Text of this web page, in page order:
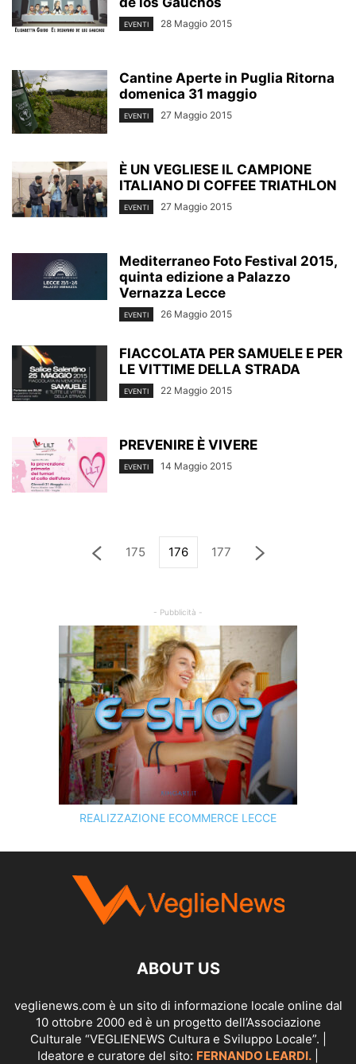
EVENTI 28 Maggio 2015
Cantine Aperte in Puglia Ritorna
domenica 31 maggio
EVENTI 27 Maggio 2015
È UN VEGLIESE IL CAMPIONE
ITALIANO DI COFFEE TRIATHLON
EVENTI 27 Maggio 2015
Mediterraneo Foto Festival 2015,
quinta edizione a Palazzo
Vernazza Lecce
EVENTI 26 Maggio 2015
FIACCOLATA PER SAMUELE E PER
LE VITTIME DELLA STRADA
EVENTI 22 Maggio 2015
PREVENIRE È VIVERE
EVENTI 14 Maggio 2015
175 176 177
- Pubblicità -
REALIZZAZIONE ECOMMERCE LECCE
SCOPRI I SERVIZI DIKINGART.IT
ABOUT US
veglienews.com è un sito di informazione locale online dal
10 ottobre 2000 ed è un progetto dell’Associazione
Culturale “VEGLIENEWS Cultura e Sviluppo Locale”. |
Ideatore e curatore del sito: FERNANDO LEARDI.